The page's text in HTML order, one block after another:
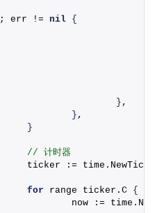
; err != nil {
} ,
} ,
}
// 计时器
			ticker := time.
for range ticker. C
{
				now := time.
Now